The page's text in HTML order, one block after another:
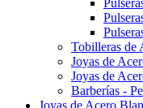
Tobilleras de
Joyas de
Joyas de
Barberías -
Joyas de Acero